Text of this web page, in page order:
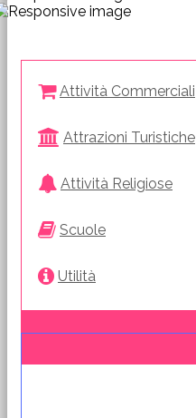
Attività Commerciali
Attrazioni Turistiche
Attività Religiose
Scuole
Utilità